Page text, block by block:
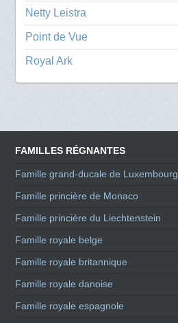
Netty Leistra
Point de Vue
Royal Ark
FAMILLES RÉGNANTES
Famille grand-ducale de Luxembourg
Famille princière de Monaco
Famille princière du Liechtenstein
Famille royale belge
Famille royale britannique
Famille royale danoise
Famille royale espagnole